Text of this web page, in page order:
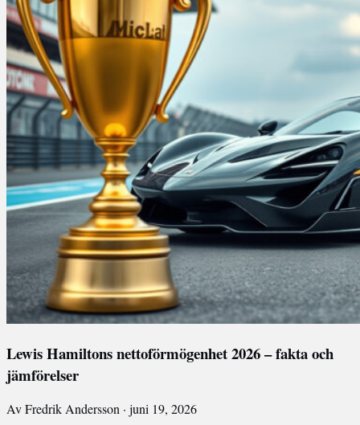
Lewis Hamiltons nettoförmögenhet 2026 – fakta och
jämförelser
Av Fredrik Andersson · juni 19, 2026